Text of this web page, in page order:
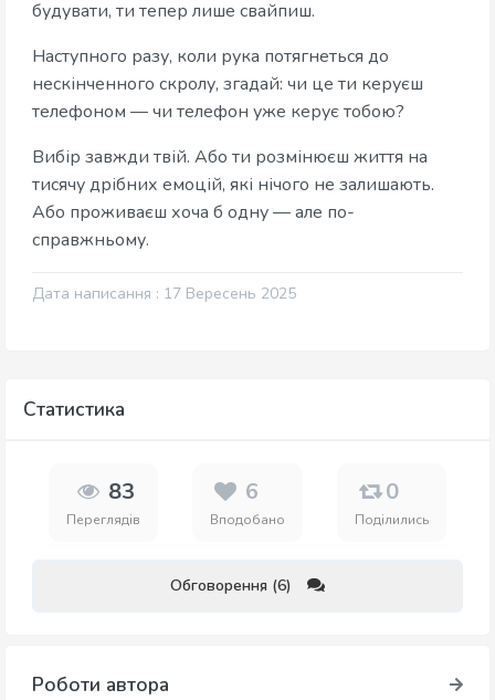
будувати, ти тепер лише свайпиш.
Наступного разу, коли рука потягнеться до
нескінченного скролу, згадай: чи це ти керуєш
телефоном — чи телефон уже керує тобою?
Вибір завжди твій. Або ти розмінюєш життя на
тисячу дрібних емоцій, які нічого не залишають.
Або проживаєш хоча б одну — але по-
справжньому.
Дата написання : 17 Вересень 2025
Статистика
83
Переглядів
6
Вподобано
0
Поділились
Обговорення (6)
Роботи автора